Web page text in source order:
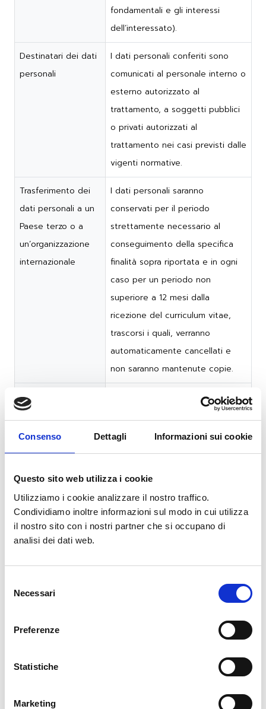
Consenso Dettagli Informazioni sui cookie
Questo sito web utilizza i cookie
Utilizziamo i cookie analizzare il nostro traffico.
Condividiamo inoltre informazioni sul modo in cui utilizza
il nostro sito con i nostri partner che si occupano di
analisi dei dati web.
delNecessari
Preferenze
Statistiche
Marketing
fondamentali e gli interessi
dell’interessato).
Destinatari dei dati
personali
I dati personali conferiti sono
comunicati al personale interno o
esterno autorizzato al
trattamento, a soggetti pubblici
o privati autorizzati al
trattamento nei casi previsti dalle
vigenti normative.
Trasferimento dei
dati personali a un
Paese terzo o a
un’organizzazione
internazionale
I dati personali saranno
conservati per il periodo
strettamente necessario al
conseguimento della specifica
finalità sopra riportata e in ogni
caso per un periodo non
superiore a 12 mesi dalla
ricezione del curriculum vitae,
trascorsi i quali, verranno
automaticamente cancellati e
non saranno mantenute copie.
Diritti
dell’Interessato
L’Interessato può in ogni
momento esercitare i diritti di
accesso (art. 15), rettifica,
aggiornamento e integrazione
di limitazione (art.18) opposizione
(art.21) dei dati personali inviando
una raccomandata a.r. al Titolare
conseguenze della
Il conferimento dei dati personali
è facoltativo e strettamente
necessario per procedere alla
un’eventuale assunzione e/o
collaborazione con il Titolare. La